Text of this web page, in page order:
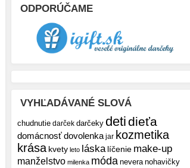
ODPORÚČAME
VYHĽADÁVANÉ SLOVÁ
chudnutie darček darčeky detidieťa
domácnosťdovolenka jar kozmetika
krása kvety leto láska líčenie make-up
manželstvo milenka móda nevera nohavičky